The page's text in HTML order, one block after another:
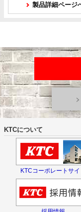
製品詳細ページ
KTCについて
KTCコーポレートサイ